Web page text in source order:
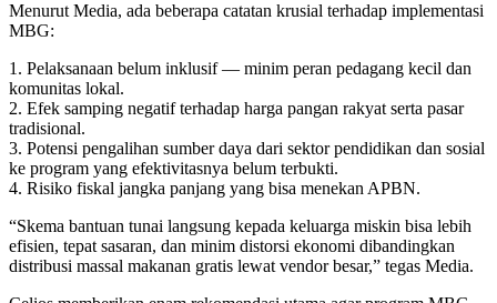
Menurut Media, ada beberapa catatan krusial terhadap implementasi
MBG:
1. Pelaksanaan belum inklusif — minim peran pedagang kecil dan
komunitas lokal.
2. Efek samping negatif terhadap harga pangan rakyat serta pasar
tradisional.
3. Potensi pengalihan sumber daya dari sektor pendidikan dan sosial
ke program yang efektivitasnya belum terbukti.
4. Risiko fiskal jangka panjang yang bisa menekan APBN.
“Skema bantuan tunai langsung kepada keluarga miskin bisa lebih
efisien, tepat sasaran, dan minim distorsi ekonomi dibandingkan
distribusi massal makanan gratis lewat vendor besar,” tegas Media.